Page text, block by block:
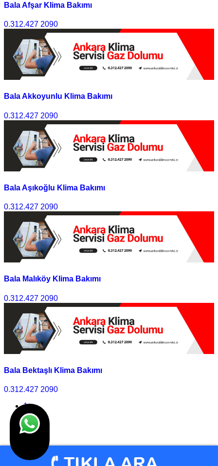
Bala Afşar Klima Bakımı
0.312.427 2090
Bala Akkoyunlu Klima Bakımı
0.312.427 2090
Bala Aşıkoğlu Klima Bakımı
0.312.427 2090
Bala Malıköy Klima Bakımı
0.312.427 2090
Bala Bektaşlı Klima Bakımı
0.312.427 2090
1
2
3
>>
© Klima Servisi Ankara 2010 - 2025 I Tasarım